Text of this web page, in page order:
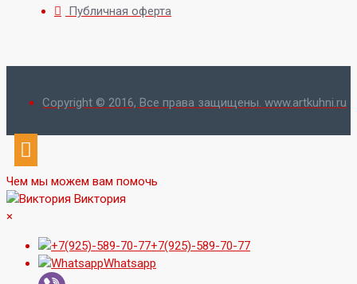
Публичная оферта
Copyright © 2016, Все права защищены. www.artkuhni.ru
Чем мы можем вам помочь
Виктория
×
+7(925)-589-70-77
Whatsapp